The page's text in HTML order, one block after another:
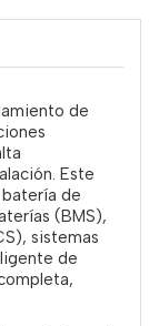
de
Este
de
(BMS),
sistemas
de